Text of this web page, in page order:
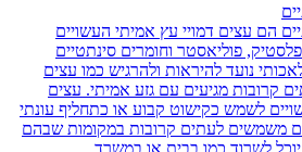
הם עצים דמויי עץ אמיתי העשויים
פוליאסטר וחומרים סינתטיים
נועד להיראות ולהרגיש כמו עצים
קרובות מגיעים עם גזע אמיתי. עצים
לשמש כקישוט קבוע או כתחליף עונתי
משמשים לעתים קרובות במקומות שבהם
לשרוד כמו בבית או במשרד.